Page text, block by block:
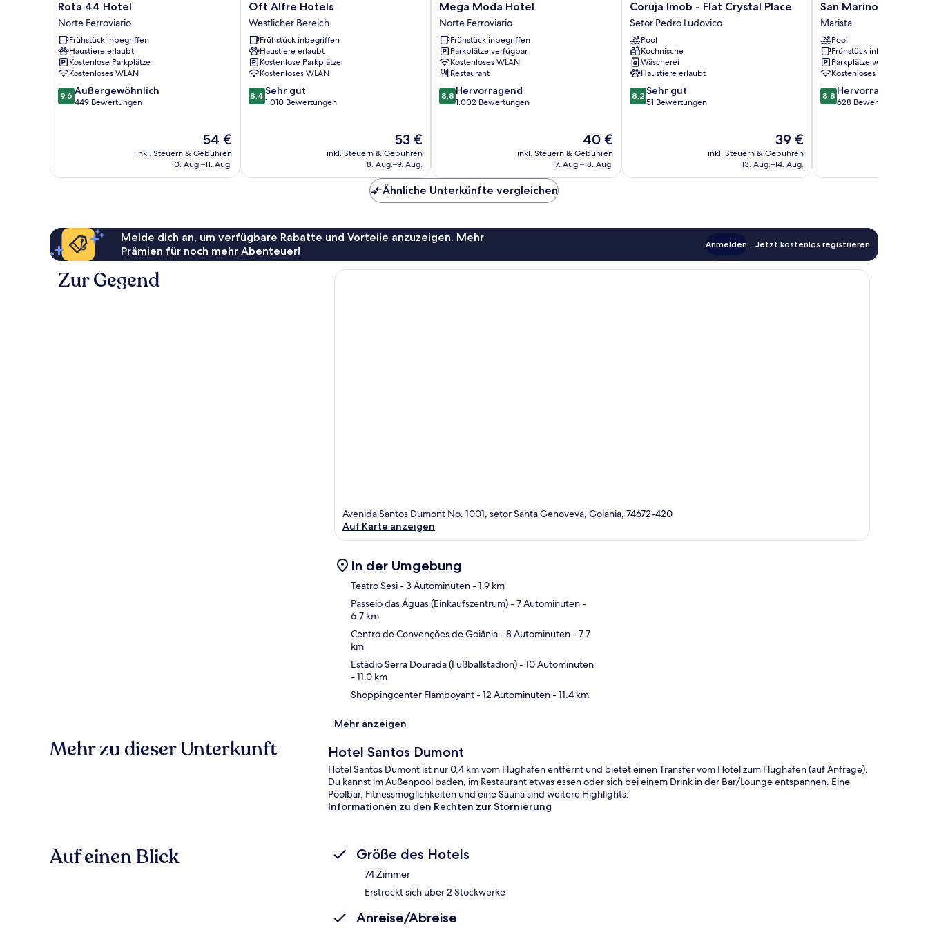
Rota
44
Hotel
Norte
Ferroviario
Rota 44 Hotel
Norte Ferroviario
Frühstück inbegriffen
Haustiere erlaubt
Kostenlose Parkplätze
Kostenloses WLAN
9.6
von
9,6 Außergewöhnlich
449 Bewertungen
Der
Preis
beträgt
54 €
inkl. Steuern & Gebühren
10. Aug.–11. Aug.
Oft
Alfre
Hotels
Westlicher
Bereich
Oft Alfre Hotels
Westlicher Bereich
Frühstück inbegriffen
Haustiere erlaubt
Kostenlose Parkplätze
Kostenloses WLAN
8.4
von
8,4 Sehr gut
1.010 Bewertungen
Der
Preis
beträgt
53 €
inkl. Steuern & Gebühren
8. Aug.–9. Aug.
Mega
Moda
Hotel
Norte
Ferroviario
Mega Moda Hotel
Norte Ferroviario
Frühstück inbegriffen
Parkplätze verfügbar
Kostenloses WLAN
Restaurant
8.8
von
8,8 Hervorragend
1.002 Bewertungen
Der
Preis
beträgt
40 €
inkl. Steuern & Gebühren
17. Aug.–18. Aug.
Coruja
Imob
-
Flat
Crystal
Place
Setor
Pedro
Ludovico
Coruja Imob - Flat Crystal Place
Setor Pedro Ludovico
Pool
Kochnische
Wäscherei
Haustiere erlaubt
8.2
von
8,2 Sehr gut
51 Bewertungen
Der
Preis
beträgt
39 €
inkl. Steuern & Gebühren
13. Aug.–14. Aug.
San
Marino
Suite
Hotel
Marista
San Marino Suite
Marista
Pool
Frühstück inbegriffen
Parkplätze verfügbar
Kostenloses WLAN
8.8
von
8,8 Hervorragend
628 Bewertungen
Ähnliche Unterkünfte vergleichen
Melde dich an, um verfügbare Rabatte und Vorteile anzuzeigen. Mehr
Prämien für noch mehr Abenteuer!
Anmelden Jetzt kostenlos registrieren
Zur Gegend
Avenida Santos Dumont No. 1001, setor Santa Genoveva, Goiania, 74672-420
Auf Karte anzeigen
In der Umgebung
Teatro Sesi- 3 Autominuten- 1.9 km
Passeio das Águas (Einkaufszentrum)- 7 Autominuten-
6.7 km
Centro de Convenções de Goiânia- 8 Autominuten- 7.7
km
Estádio Serra Dourada (Fußballstadion)- 10 Autominuten
- 11.0 km
Shoppingcenter Flamboyant- 12 Autominuten- 11.4 km
Mehr anzeigen
Mehr zu dieser Unterkunft Hotel Santos Dumont
Hotel Santos Dumont ist nur 0,4 km vom Flughafen entfernt und bietet einen Transfer vom Hotel zum Flughafen (auf Anfrage).
Du kannst im Außenpool baden, im Restaurant etwas essen oder sich bei einem Drink in der Bar/Lounge entspannen. Eine
Poolbar, Fitnessmöglichkeiten und eine Sauna sind weitere Highlights.
Informationen zu den Rechten zur Stornierung
Auf einen Blick Größe des Hotels
74 Zimmer
Erstreckt sich über 2 Stockwerke
Anreise/Abreise